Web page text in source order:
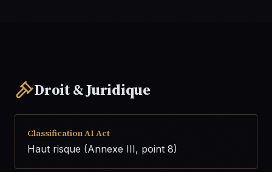
Droit & Juridique
Classification AI Act
Haut risque (Annexe III, point 8)